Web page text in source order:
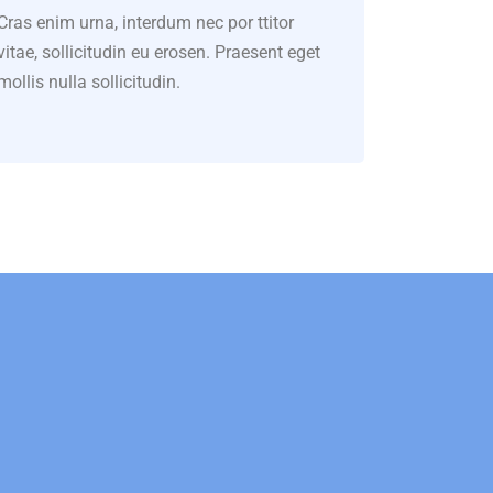
enim urna, interdum nec por ttitor
sollicitudin eu erosen. Praesent eget
nulla sollicitudin.